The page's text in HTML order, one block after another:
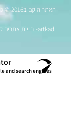
האתר הוקם ב2016 © כל הזכויות שמורות לבעלי האתר
artkadi- בניית אתרים קידום אתרי אינטרנט
and search engines.